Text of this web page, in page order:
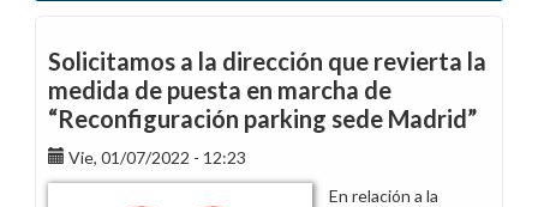
Solicitamos a la dirección que revierta la
medida de puesta en marcha de
“Reconfiguración parking sede Madrid”
Vie, 01/07/2022 - 12:23
En relación a la